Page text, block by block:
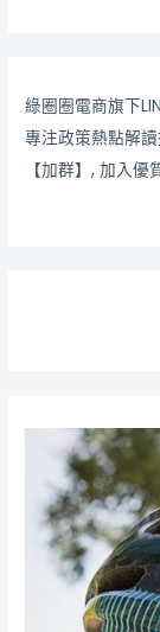
綠圈圈電商旗下
專注政策熱點解
【加群】, 加入優